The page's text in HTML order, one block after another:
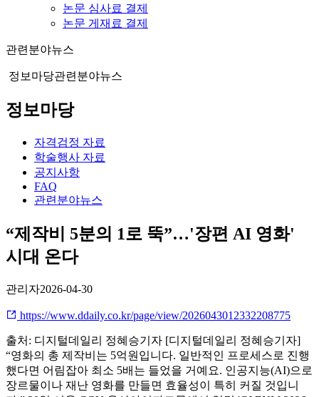
논문 심사료 결제
논문 게재료 결제
관련분야뉴스
정보마당관련분야뉴스
정보마당
자격검정 자료
학술행사 자료
공지사항
FAQ
관련분야뉴스
“제작비 5분의 1로 뚝”…'장편 AI 영화'
시대 온다
관리자2026-04-30
https://www.ddaily.co.kr/page/view/2026043012332208775
출처: 디지털데일리 정혜승기자 [디지털데일리 정혜승기자]
“영화의 총 제작비는 5억원입니다. 일반적인 프로세스로 진행
했다면 어림잡아 최소 5배는 들었을 거예요. 인공지능(AI)으로
장르물이나 재난 영화를 만들면 효율성이 특히 커질 것입니